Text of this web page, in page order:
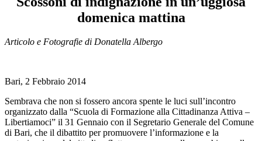
domenica mattina
Articolo e Fotografie di Donatella Albergo
Bari, 2 Febbraio 2014
Sembrava che non si fossero ancora spente le luci sull’incontro
organizzato dalla “Scuola di Formazione alla Cittadinanza Attiva –
Libertiamoci” il 31 Gennaio con il Segretario Generale del Comune
di Bari, che il dibattito per promuovere l’informazione e la